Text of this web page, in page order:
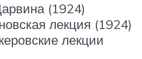
(1924)
лекция (1924)
лекции